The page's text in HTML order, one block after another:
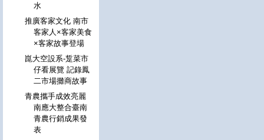
水
推廣客家文化 南市
客家人×客家美食
×客家故事登場
崑大空設系-踅菜市
仔看展覽 記錄鳳
二市場攤商故事
青農攜手成效亮麗
南應大整合臺南
青農行銷成果發
表